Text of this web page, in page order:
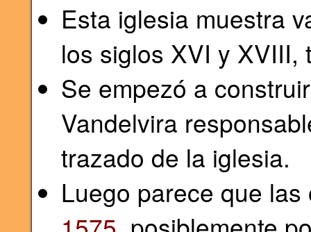
Esta iglesia muestra
los siglos XVI y XVIII,
Se empezó a
Vandelvira
trazado de la iglesia.
Luego parece que